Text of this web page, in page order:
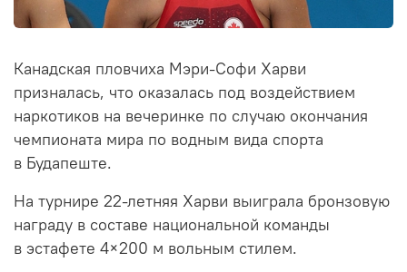
Канадская пловчиха Мэри-Софи Харви
призналась, что оказалась под воздействием
наркотиков на вечеринке по случаю окончания
чемпионата мира по водным вида спорта
в Будапеште.
На турнире 22-летняя Харви выиграла бронзовую
награду в составе национальной команды
в эстафете 4×200 м вольным стилем.